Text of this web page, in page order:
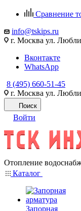
Сравнение
info@tskips.ru
г. Москва ул.
Вконтакте
WhatsApp
8 (495) 660-51-45
г. Москва ул.
Поиск
Войти
Отопление
Каталог
Запорная